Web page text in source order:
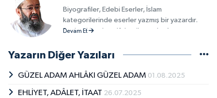
Biyografiler, Edebi Eserler, İslam
kategorilerinde eserler yazmış bir yazardır.
Başlıca kitapları alfabetik sırayla; Ayet ve
Hadislerle Peygamberimiz, Kamil
Mü&#039;min Olmak İsteyenlere Rehber
olarak sayılabilir.
Devam Et
Yazarın Diğer Yazıları
GÜZEL ADAM AHLÂKI GÜZEL ADAM 01.08.2025
EHLİYET, ADÂLET, İTAAT 26.07.2025